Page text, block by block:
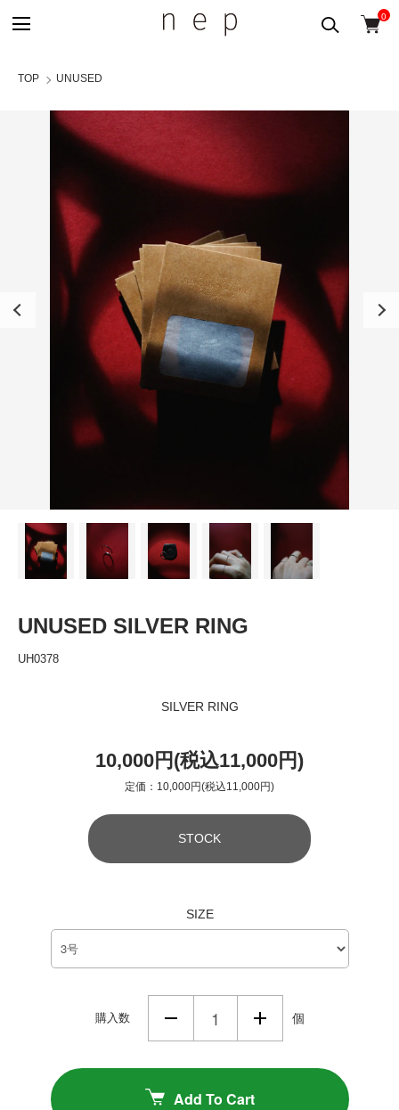
0
TOP UNUSED
UNUSED SILVER RING
UH0378
SILVER RING
10,000円(税込11,000円)
定価：10,000円(税込11,000円)
STOCK
SIZE
購入数 個
Add To Cart